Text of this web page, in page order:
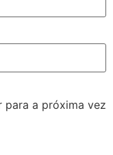
para a próxima vez